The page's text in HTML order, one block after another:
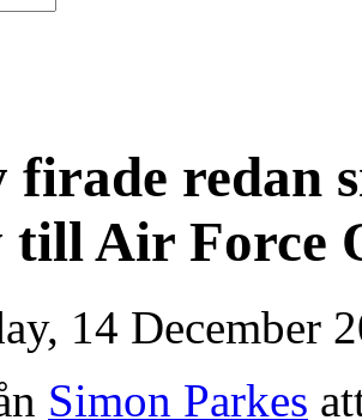
redan
Air Force
14 December
Simon Parkes